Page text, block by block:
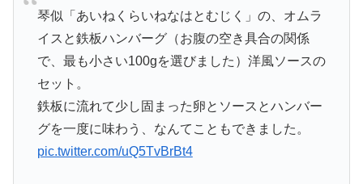
琴似「あいねくらいねなはとむじく」の、オムラ
イスと鉄板ハンバーグ（お腹の空き具合の関係
で、最も小さい100gを選びました）洋風ソースの
セット。
鉄板に流れて少し固まった卵とソースとハンバー
グを一度に味わう、なんてこともできました。
pic.twitter.com/uQ5TvBrBt4